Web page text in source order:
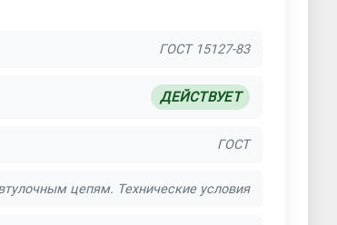
ГОСТ 15127-83
ДЕЙСТВУЕТ
ГОСТ
цепям. Технические условия